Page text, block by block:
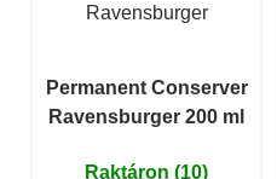
Ravensburger
Permanent Conserver
Ravensburger 200 ml
Raktáron (10)